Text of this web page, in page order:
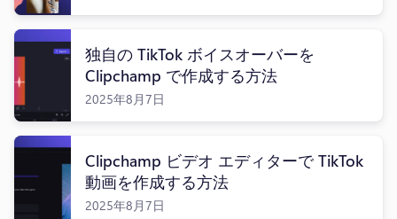
独自の TikTok ボイスオーバーを
Clipchamp で作成する方法
2025年8月7日
Clipchamp ビデオ エディターで TikTok
動画を作成する方法
2025年8月7日